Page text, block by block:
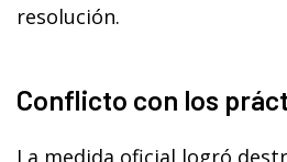
resolución.
Conflicto con los
La medida oficial logró